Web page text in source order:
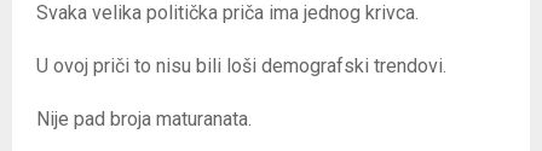
Svaka velika politička priča ima jednog krivca.
U ovoj priči to nisu bili loši demografski trendovi.
Nije pad broja maturanata.